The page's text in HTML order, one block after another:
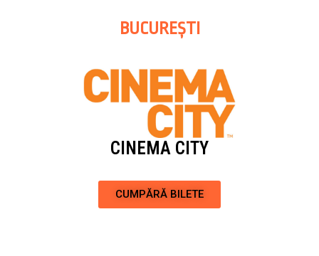
BUCUREȘTI
CINEMA CITY
CUMPĂRĂ BILETE